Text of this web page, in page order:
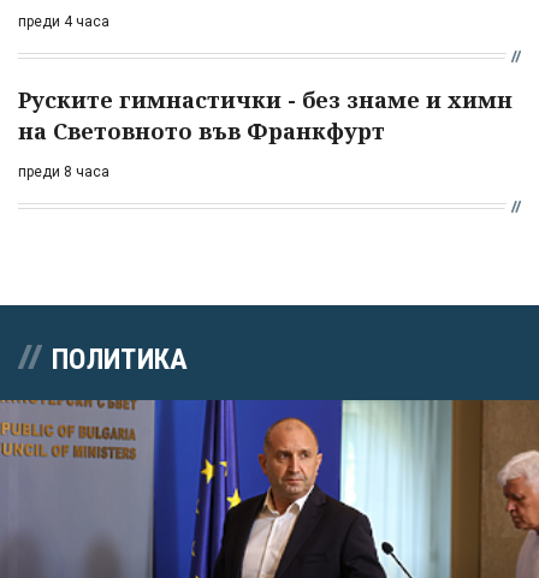
преди 4 часа
Руските гимнастички - без знаме и химн
на Световното във Франкфурт
преди 8 часа
ПОЛИТИКА